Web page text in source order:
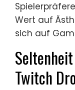
Wert auf
sich auf
Twitch